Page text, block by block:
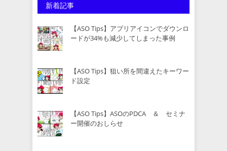
新着記事
【ASO Tips】アプリアイコンでダウンロ
ードが34%も減少してしまった事例
【ASO Tips】狙い所を間違えたキーワー
ド設定
【ASO Tips】ASOのPDCA ＆ セミナ
ー開催のおしらせ